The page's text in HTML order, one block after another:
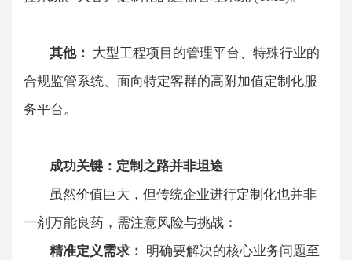
​​其他：​​ 大型工程项目的管理平台、特殊行业的
合规监管系统、面向特定客群的高附加值定制化服
务平台。
成功关键：定制之路并非坦途​​
虽然价值巨大，但传统企业进行定制化也并非
一剂万能良药，需注意风险与挑战：
​​精准定义需求：​​ 明确要解决的核心业务问题至